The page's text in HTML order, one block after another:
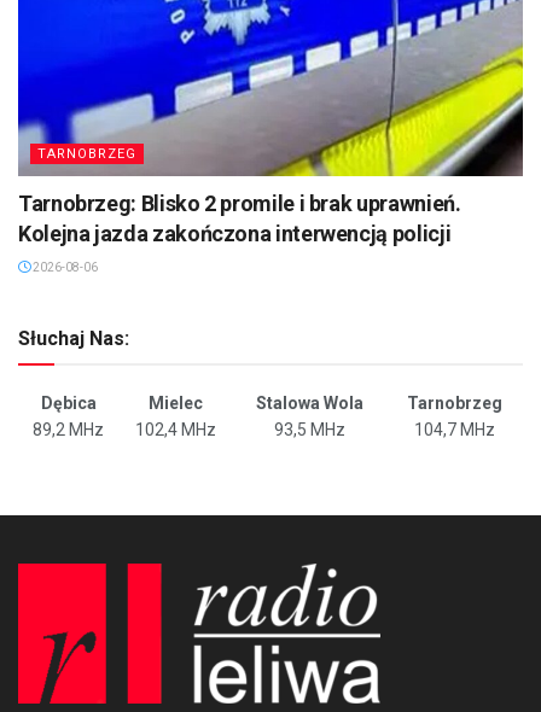
TARNOBRZEG
Tarnobrzeg: Blisko 2 promile i brak uprawnień.
Kolejna jazda zakończona interwencją policji
2026-08-06
Słuchaj Nas:
Dębica Mielec Stalowa Wola
Tarnobrzeg
89,2 MHz
102,4 MHz 93,5 MHz 104,7 MHz